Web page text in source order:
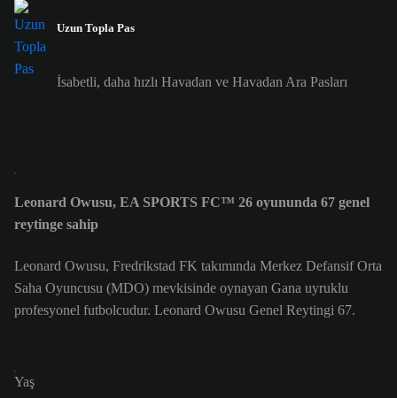
Uzun Topla Pas
İsabetli, daha hızlı Havadan ve Havadan Ara Pasları
Leonard Owusu, EA SPORTS FC™ 26 oyununda 67 genel
reytinge sahip
Leonard Owusu, Fredrikstad FK takımında Merkez Defansif Orta
Saha Oyuncusu (MDO) mevkisinde oynayan Gana uyruklu
profesyonel futbolcudur. Leonard Owusu Genel Reytingi 67.
Yaş